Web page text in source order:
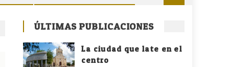
ÚLTIMAS PUBLICACIONES
La ciudad que late en el
centro